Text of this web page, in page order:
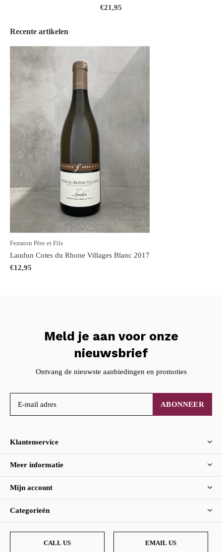
€21,95
Recente artikelen
Ferraton Père et Fils
Laudun Cotes du Rhone Villages Blanc 2017
€12,95
Meld je aan voor onze
nieuwsbrief
Ontvang de nieuwste aanbiedingen en promoties
ABONNEER
Klantenservice
Meer informatie
Mijn account
Categorieën
CALL US EMAIL US